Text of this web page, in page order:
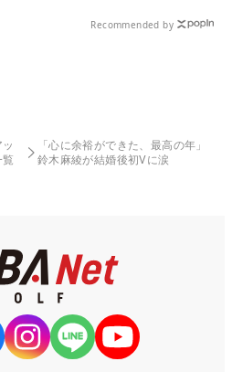
Recommended by
「心に余裕ができた、最高の年」
鈴木麻綾が結婚後初Vに涙